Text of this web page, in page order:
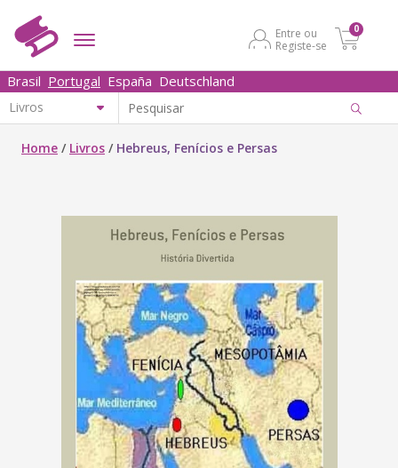
Entre ou
Registe-se
0
Brasil Portugal España Deutschland
Home / Livros / Hebreus, Fenícios e Persas